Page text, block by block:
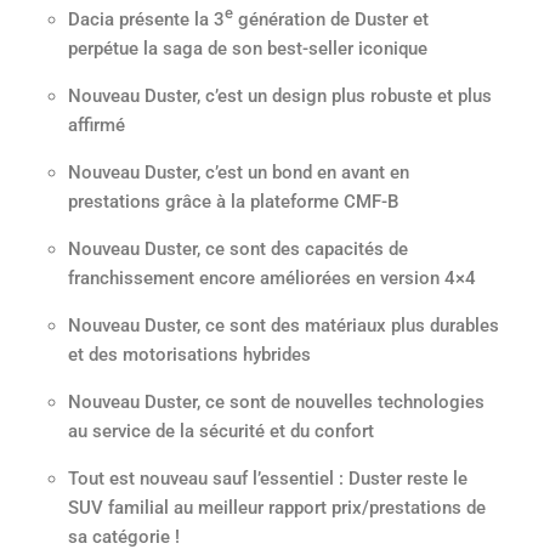
Dacia présente la 3e génération de Duster et
perpétue la saga de son best-seller iconique
Nouveau Duster, c’est un design plus robuste et plus
affirmé
Nouveau Duster, c’est un bond en avant en
prestations grâce à la plateforme CMF-B
Nouveau Duster, ce sont des capacités de
franchissement encore améliorées en version 4×4
Nouveau Duster, ce sont des matériaux plus durables
et des motorisations hybrides
Nouveau Duster, ce sont de nouvelles technologies
au service de la sécurité et du confort
Tout est nouveau sauf l’essentiel : Duster reste le
SUV familial au meilleur rapport prix/prestations de
sa catégorie !